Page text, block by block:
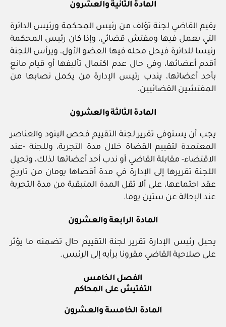
المادة الثانية والعشرون
يقيم القاضي لجنة تؤلف من رئيس المحكمة ورئيس الدائرة
التي يعمل فيها ومفتش قضائي، وإذا كان رئيس المحكمة
رئيسا للدائرة فيحل محله فيها العضو الأول، ويرأس اللجنة
أقدم أعضائها، وفي حال عدم اكتمال تأليفها أو قيام مانع
بأحد أعضائها، يندب رئيس الإدارة من يكمل نصابها من
المفتشين القضائيين.
المادة الثالثة والعشرون
يجب أن يستوفي تقرير لجنة التقييم فحص البنود والعناصر
المعتمدة لتقييم القضاة خلال مدة التجربة، وللجنة -عند
الاقتضاء- مقابلة القاضي أو ندب أحد أعضائها لذلك، وتحيل
اللجنة تقريرها إلى الإدارة في مدة أقصاها يومان من تاريخ
عقد اجتماعها، على ألا تقل المدة المتبقية من مدة التجربة
عند الإحالة عن ستين يوما.
المادة الرابعة والعشرون
يحيل رئيس الإدارة تقرير لجنة التقييم حال تضمنه ما يؤثر
على صلاحية القاضي مقرونا برأيه إلى الرئيس.
الفصل الخامس
التفتيش على المحاكم
المادة الخامسة والعشرون